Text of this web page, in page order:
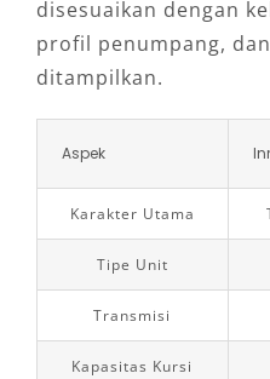
disesuaikan dengan
profil penumpang,
ditampilkan.
Aspek
Karakter Utama
Tipe Unit
Transmisi
Kapasitas Kursi